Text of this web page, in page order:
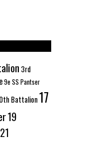
3rd
9e SS Pantser
Battalion17
19
21